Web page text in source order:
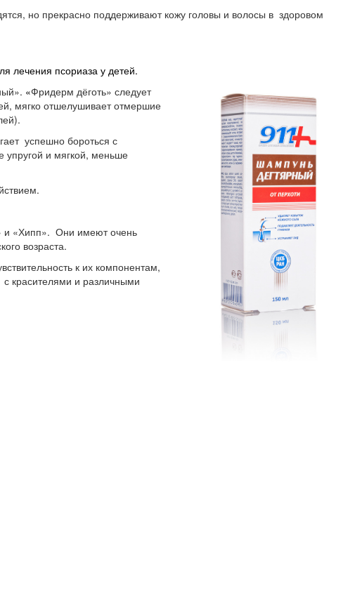
но прекрасно поддерживают кожу головы и волосы в здоровом
лечения псориаза у детей.
«Фридерм дёготь» следует
мягко отшелушивает отмершие
успешно бороться с
упругой и мягкой, меньше
и «Хипп». Они имеют очень
возраста.
к их компонентам,
красителями и различными